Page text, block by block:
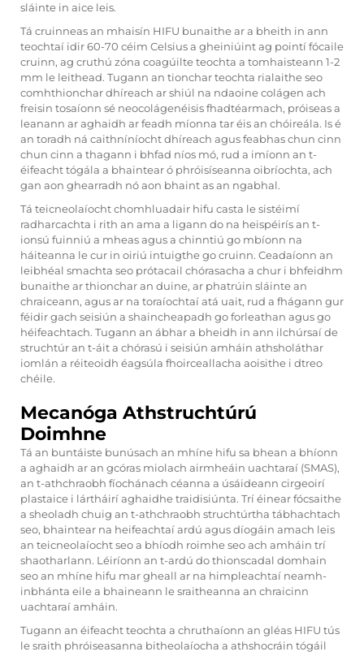
sláinte in aice leis.
Tá cruinneas an mhaisín HIFU bunaithe ar a bheith in ann
teochtaí idir 60-70 céim Celsius a gheiniúint ag pointí fócaile
cruinn, ag cruthú zóna coagúilte teochta a tomhaisteann 1-2
mm le leithead. Tugann an tionchar teochta rialaithe seo
comhthionchar dhíreach ar shiúl na ndaoine colágen ach
freisin tosaíonn sé neocolágenéisis fhadtéarmach, próiseas a
leanann ar aghaidh ar feadh míonna tar éis an chóireála. Is é
an toradh ná caithníníocht dhíreach agus feabhas chun cinn
chun cinn a thagann i bhfad níos mó, rud a imíonn an t-
éifeacht tógála a bhaintear ó phróisíseanna oibríochta, ach
gan aon ghearradh nó aon bhaint as an ngabhal.
Tá teicneolaíocht chomhluadair hifu casta le sistéimí
radharcachta i rith an ama a ligann do na heispéirís an t-
ionsú fuinniú a mheas agus a chinntiú go mbíonn na
háiteanna le cur in oiriú intuigthe go cruinn. Ceadaíonn an
leibhéal smachta seo prótacail chórasacha a chur i bhfeidhm
bunaithe ar thionchar an duine, ar phatrúin sláinte an
chraiceann, agus ar na toraíochtaí atá uait, rud a fhágann gur
féidir gach seisiún a shaincheapadh go forleathan agus go
héifeachtach. Tugann an ábhar a bheidh in ann ilchúrsaí de
struchtúr an t-áit a chórasú i seisiún amháin athsholáthar
iomlán a réiteoidh éagsúla fhoirceallacha aoisithe i dtreo
chéile.
Mecanóga Athstruchtúrú
Doimhne
Tá an buntáiste bunúsach an mhíne hifu sa bhean a bhíonn
a aghaidh ar an gcóras miolach airmheáin uachtaraí (SMAS),
an t-athchraobh fíochánach céanna a úsáideann cirgeoirí
plastaice i lártháirí aghaidhe traidisiúnta. Trí éinear fócsaithe
a sheoladh chuig an t-athchraobh struchtúrtha tábhachtach
seo, bhaintear na heifeachtaí ardú agus díogáin amach leis
an teicneolaíocht seo a bhíodh roimhe seo ach amháin trí
shaotharlann. Léiríonn an t-ardú do thionscadal domhain
seo an mhíne hifu mar gheall ar na himpleachtaí neamh-
inbhánta eile a bhaineann le sraitheanna an chraicinn
uachtaraí amháin.
Tugann an éifeacht teochta a chruthaíonn an gléas HIFU tús
le sraith phróiseasanna bitheolaíocha a athshocráin tógáil